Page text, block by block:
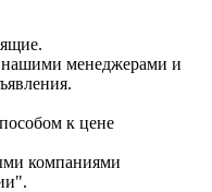
нашими менеджерами и
к цене
компаниями